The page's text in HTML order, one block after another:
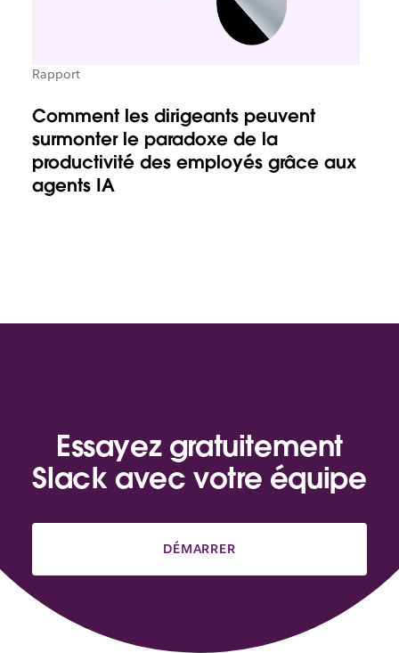
Rapport
Comment les dirigeants peuvent
surmonter le paradoxe de la
productivité des employés grâce aux
agents IA
Essayez gratuitement
Slack avec votre équipe
DÉMARRER